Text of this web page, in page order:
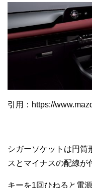
引用：https://
シガーソケットは円筒
スとマイナスの配線が
キーを1回ひねると電